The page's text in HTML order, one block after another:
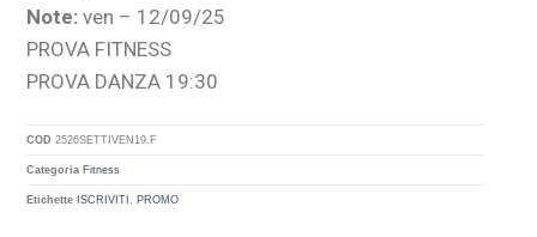
Note: ven – 12/09/25
PROVA FITNESS
PROVA DANZA 19:30
COD2526SETTIVEN19.F
Categoria Fitness
Etichette ISCRIVITI, PROMO